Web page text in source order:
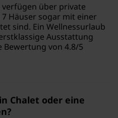
über private
Häuser sogar mit einer
sind. Ein Wellnessurlaub
Ausstattung
von 4.8/5
Chalet oder eine